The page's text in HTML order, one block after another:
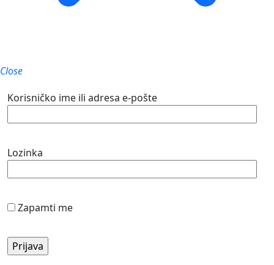
Close
Korisničko ime ili adresa e-pošte
Lozinka
Zapamti me